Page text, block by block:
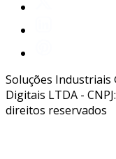
Soluções Industriais
Digitais LTDA -
direitos reservados